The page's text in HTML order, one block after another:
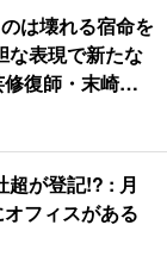
は壊れる宿命を
表現で新たな
復師・末崎広
超が登記!? : 月
フィスがある